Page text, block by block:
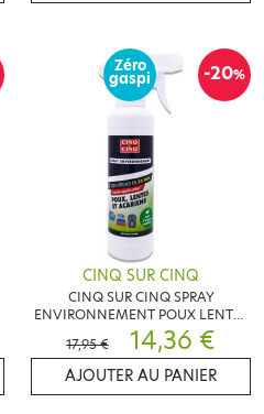
-20%
Zéro
gaspi
CINQ SUR CINQ
CINQ SUR CINQ SPRAY
ENVIRONNEMENT POUX LENTES
ACARIENS 250ML
17,95 € 14,36 €
AJOUTER AU PANIER